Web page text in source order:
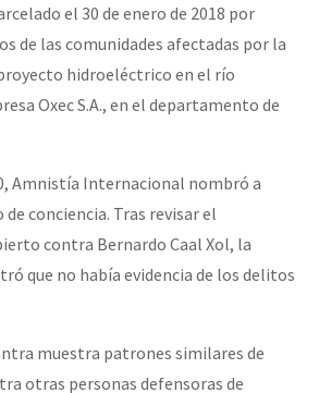
el 30 de enero de 2018 por
de las comunidades afectadas por la
hidroeléctrico en el río
Oxec S.A., en el departamento de
Amnistía Internacional nombró a
conciencia. Tras revisar el
contra Bernardo Caal Xol, la
que no había evidencia de los delitos
muestra patrones similares de
otras personas defensoras de